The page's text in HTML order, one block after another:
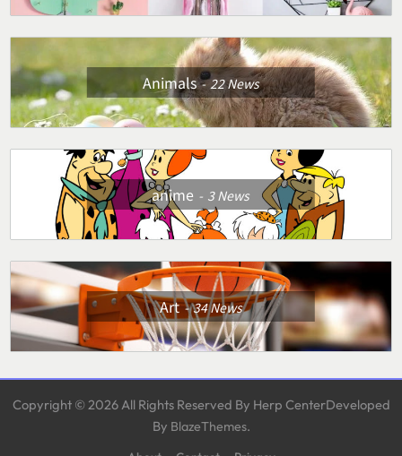
Animals 22News
anime 3News
Art 34News
Copyright © 2026 All Rights Reserved By Herp CenterDeveloped
By BlazeThemes.